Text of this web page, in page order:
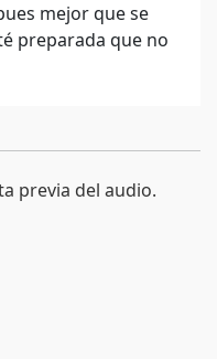
mejor que se
preparada que no